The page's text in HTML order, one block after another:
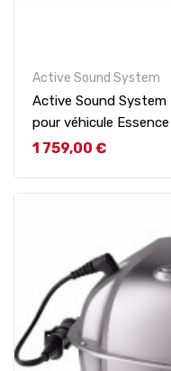
Active Sound System
Active Sound System
pour véhicule
Prix
1 759,00 €